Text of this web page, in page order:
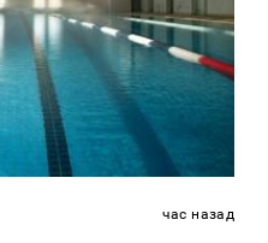
час назад